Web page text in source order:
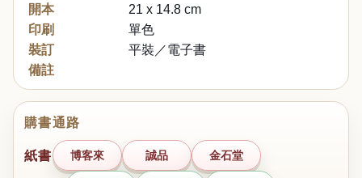
開本
21 x 14.8 cm
印刷
單色
裝訂
平裝／電子書
備註
購書通路
紙書 博客來 誠品 金石堂